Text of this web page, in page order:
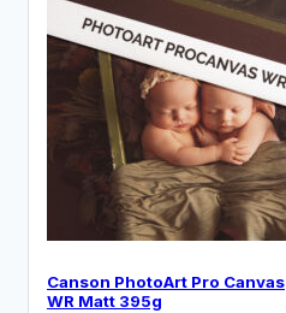
Canson PhotoArt Pro Canvas
WR Matt 395g